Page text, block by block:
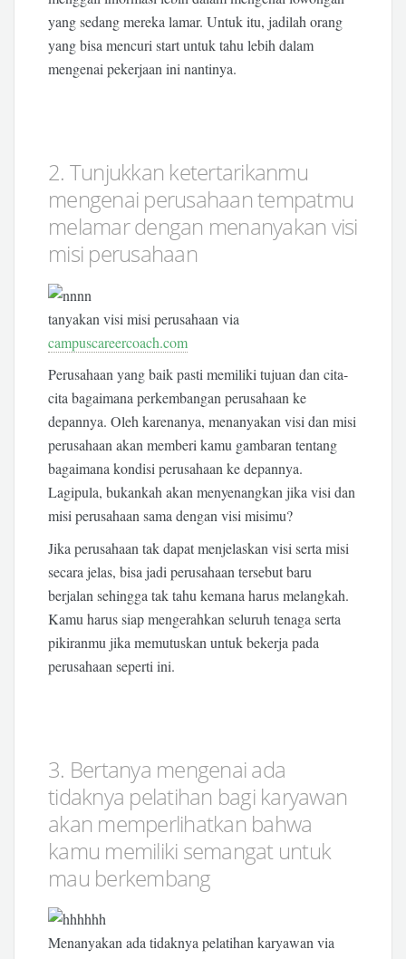
yang sedang mereka lamar. Untuk itu, jadilah orang
yang bisa mencuri start untuk tahu lebih dalam
mengenai pekerjaan ini nantinya.
2. Tunjukkan ketertarikanmu
mengenai perusahaan tempatmu
melamar dengan menanyakan visi
misi perusahaan
tanyakan visi misi perusahaan via
campuscareercoach.com
Perusahaan yang baik pasti memiliki tujuan dan cita-
cita bagaimana perkembangan perusahaan ke
depannya. Oleh karenanya, menanyakan visi dan misi
perusahaan akan memberi kamu gambaran tentang
bagaimana kondisi perusahaan ke depannya.
Lagipula, bukankah akan menyenangkan jika visi dan
misi perusahaan sama dengan visi misimu?
Jika perusahaan tak dapat menjelaskan visi serta misi
secara jelas, bisa jadi perusahaan tersebut baru
berjalan sehingga tak tahu kemana harus melangkah.
Kamu harus siap mengerahkan seluruh tenaga serta
pikiranmu jika memutuskan untuk bekerja pada
perusahaan seperti ini.
3. Bertanya mengenai ada
tidaknya pelatihan bagi karyawan
akan memperlihatkan bahwa
kamu memiliki semangat untuk
mau berkembang
Menanyakan ada tidaknya pelatihan karyawan via